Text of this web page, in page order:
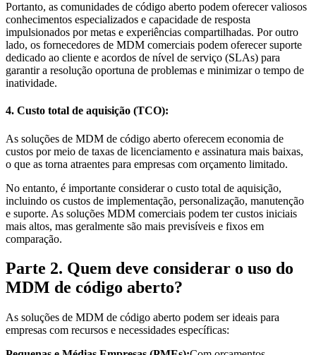
Portanto, as comunidades de código aberto podem oferecer valiosos
conhecimentos especializados e capacidade de resposta
impulsionados por metas e experiências compartilhadas. Por outro
lado, os fornecedores de MDM comerciais podem oferecer suporte
dedicado ao cliente e acordos de nível de serviço (SLAs) para
garantir a resolução oportuna de problemas e minimizar o tempo de
inatividade.
4. Custo total de aquisição (TCO):
As soluções de MDM de código aberto oferecem economia de
custos por meio de taxas de licenciamento e assinatura mais baixas,
o que as torna atraentes para empresas com orçamento limitado.
No entanto, é importante considerar o custo total de aquisição,
incluindo os custos de implementação, personalização, manutenção
e suporte. As soluções MDM comerciais podem ter custos iniciais
mais altos, mas geralmente são mais previsíveis e fixos em
comparação.
Parte 2. Quem deve considerar o uso do
MDM de código aberto?
As soluções de MDM de código aberto podem ser ideais para
empresas com recursos e necessidades específicas: